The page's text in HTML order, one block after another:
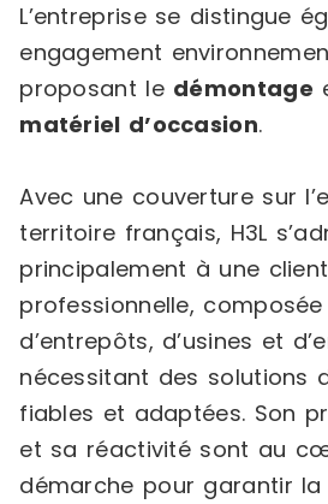
L’entreprise se distingue
engagement
proposant le démontage
matériel d’occasion.
Avec une couverture sur
territoire français, H3L
principalement à une
professionnelle,
d’entrepôts, d’usines et
nécessitant des solutions
fiables et adaptées. Son
et sa réactivité sont au
démarche pour garantir